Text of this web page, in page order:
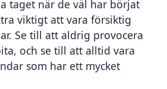
taget när de väl har börjat
viktigt att vara försiktig
Se till att aldrig provocera
och se till att alltid vara
som har ett mycket